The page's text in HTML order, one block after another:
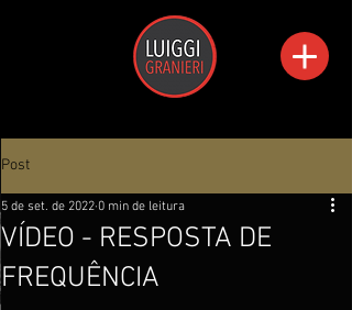
Post
VÍDEO - RESPOSTA DE
FREQUÊNCIA
5 de set. de 2022 0 min de leitura